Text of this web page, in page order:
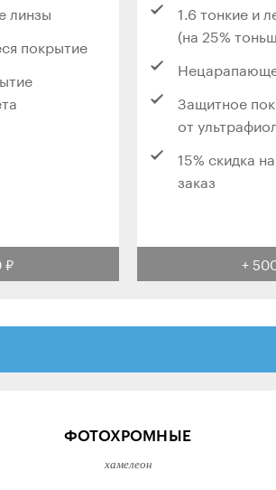
линзы
покрытие
₽
1.6 тонкие и
(на 25%
Защитное
от
15% скидка
заказ
+
ФОТОХРОМНЫЕ
хамелеон